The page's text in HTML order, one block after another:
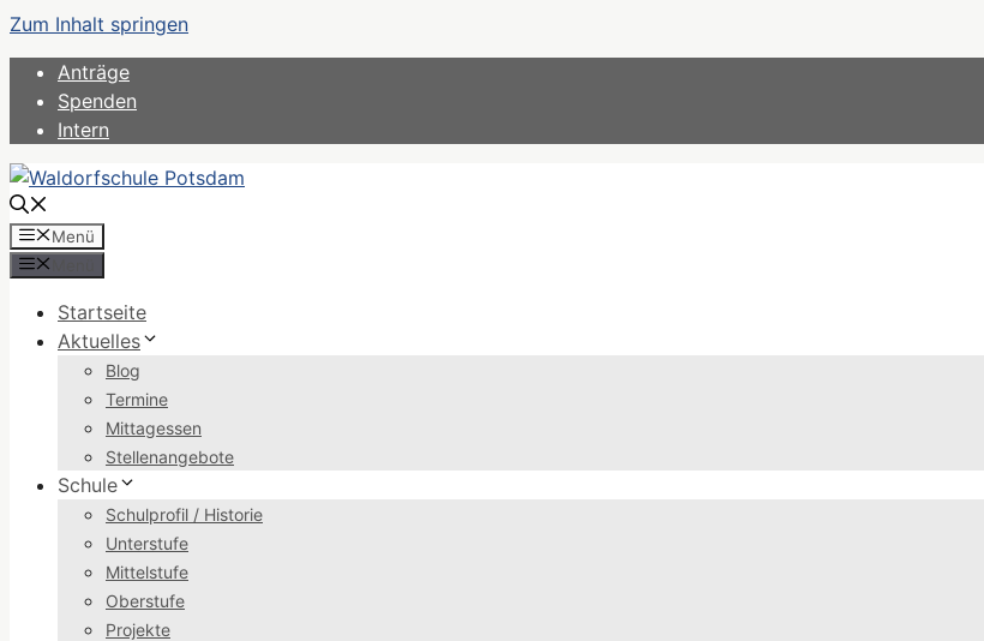
Zum Inhalt springen
Anträge
Spenden
Intern
Menü
Startseite
Aktuelles
Blog
Termine
Mittagessen
Stellenangebote
Schule
Schulprofil / Historie
Unterstufe
Mittelstufe
Oberstufe
Projekte